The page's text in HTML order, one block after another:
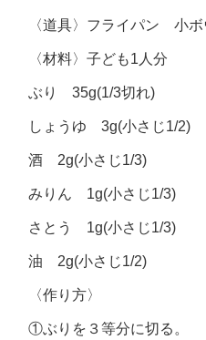
〈道具〉フライパン 小ボ
〈材料〉子ども1人分
ぶり 35g(1/3切れ)
しょうゆ 3g(小さじ1/2)
酒 2g(小さじ1/3)
みりん 1g(小さじ1/3)
さとう 1g(小さじ1/3)
油 2g(小さじ1/2)
〈作り方〉
①ぶりを３等分に切る。